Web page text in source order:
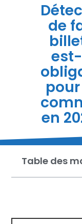
de
en
Table des